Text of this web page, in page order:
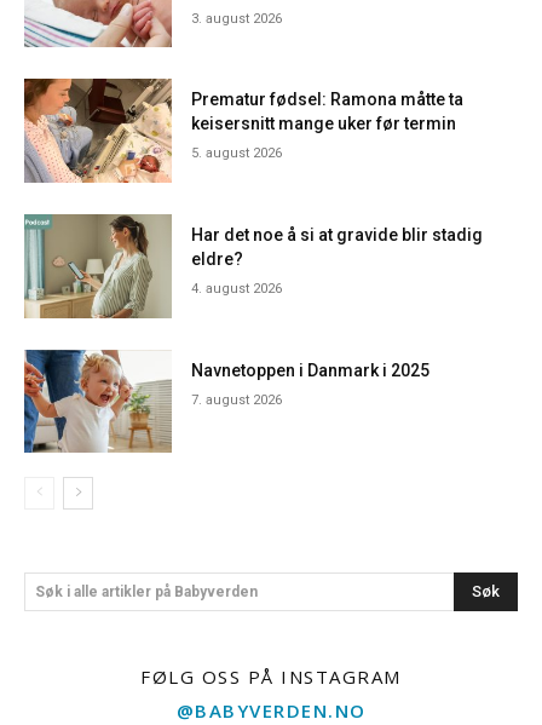
3. august 2026
Prematur fødsel: Ramona måtte ta
keisersnitt mange uker før termin
5. august 2026
Har det noe å si at gravide blir stadig
eldre?
4. august 2026
Navnetoppen i Danmark i 2025
7. august 2026
Søk i alle artikler på Babyverden Søk
FØLG OSS PÅ INSTAGRAM
@BABYVERDEN.NO